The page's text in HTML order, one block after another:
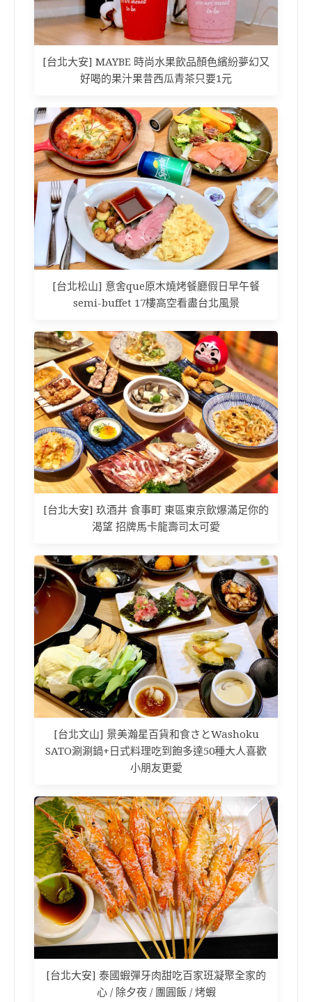
[台北大安] MAYBE 時尚水果飲品顏色繽紛夢幻又
好喝的果汁果昔西瓜青茶只要1元
[台北松山] 意舍que原木燒烤餐廳假日早午餐
semi-buffet 17樓高空看盡台北風景
[台北大安] 玖酒井 食事町 東區東京飲爆滿足你的
渴望 招牌馬卡龍壽司太可愛
[台北文山] 景美瀚星百貨和食さとWashoku
SATO涮涮鍋+日式料理吃到飽多達50種大人喜歡
小朋友更愛
[台北大安] 泰國蝦彈牙肉甜吃百家班凝聚全家的
心 / 除夕夜 / 團圓飯 / 烤蝦